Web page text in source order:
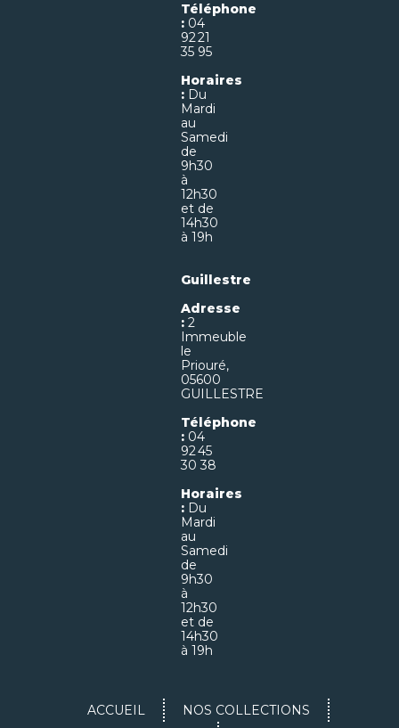
Téléphone
: 04
92 21
35 95
Horaires
: Du
Mardi
au
Samedi
de
9h30
à
12h30
et de
14h30
à 19h
Guillestre
Adresse
: 2
Immeuble
le
Priouré,
05600
GUILLESTRE
Téléphone
: 04
92 45
30 38
Horaires
: Du
Mardi
au
Samedi
de
9h30
à
12h30
et de
14h30
à 19h
ACCUEIL
NOS COLLECTIONS